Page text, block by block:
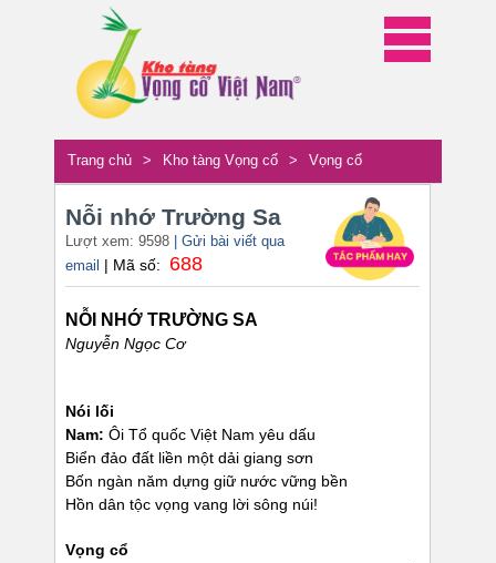
Trang chủ > Kho tàng Vọng cổ > Vọng cổ
Nỗi nhớ Trường Sa
Lượt xem: 9598
| Gửi bài viết qua
email | Mã số: 688
NỖI NHỚ TRƯỜNG SA
Nguyễn Ngọc Cơ
Nói lối
Nam: Ôi Tổ quốc Việt Nam yêu dấu
Biển đảo đất liền một dải giang sơn
Bốn ngàn năm dựng giữ nước vững bền
Hồn dân tộc vọng vang lời sông núi!
Vọng cổ